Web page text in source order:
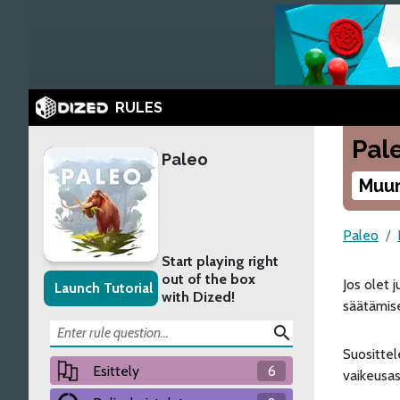
RULES
Launch Tutorial
Paleo
Start playing right
out of the box
with Dized!
search
Esittely
6
Paleo
Jos olet